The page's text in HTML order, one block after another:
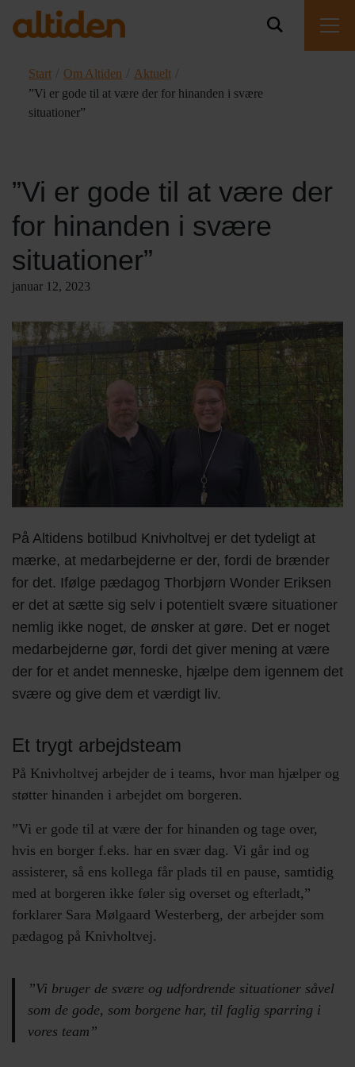
Start Om Altiden Aktuelt
”Vi er gode til at være der for hinanden i svære
situationer”
”Vi er gode til at være der
for hinanden i svære
situationer”
januar 12, 2023
På Altidens botilbud Knivholtvej er det tydeligt at
mærke, at medarbejderne er der, fordi de brænder
for det. Ifølge pædagog Thorbjørn Wonder Eriksen
er det at sætte sig selv i potentielt svære situationer
nemlig ikke noget, de ønsker at gøre. Det er noget
medarbejderne gør, fordi det giver mening at være
der for et andet menneske, hjælpe dem igennem det
svære og give dem et værdigt liv.
Et trygt arbejdsteam
På Knivholtvej arbejder de i teams, hvor man hjælper og
støtter hinanden i arbejdet om borgeren.
”Vi er gode til at være der for hinanden og tage over,
hvis en borger f.eks. har en svær dag. Vi går ind og
assisterer, så ens kollega får plads til en pause, samtidig
med at borgeren ikke føler sig overset og efterladt,”
forklarer Sara Mølgaard Westerberg, der arbejder som
pædagog på Knivholtvej.
”Vi bruger de svære og udfordrende situationer såvel
som de gode, som borgene har, til faglig sparring i
vores team”